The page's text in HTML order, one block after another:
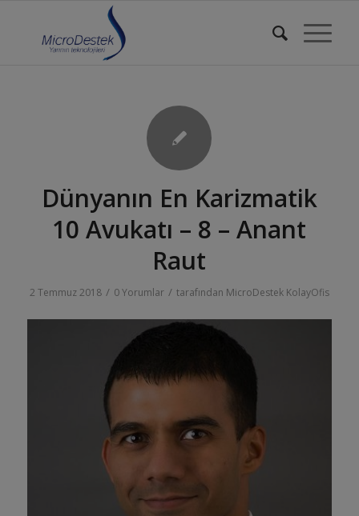
Dünyanın En Karizmatik
10 Avukatı – 8 – Anant
Raut
2 Temmuz 2018 / 0 Yorumlar / tarafından MicroDestek KolayOfis